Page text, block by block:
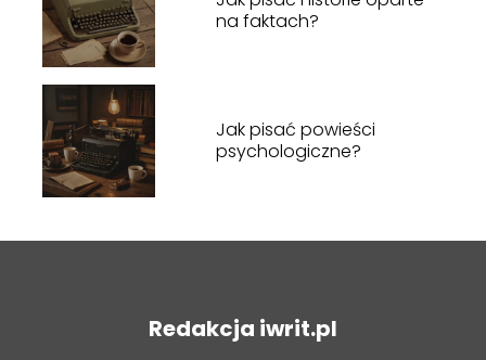
na faktach?
Jak pisać powieści
psychologiczne?
Redakcja iwrit.pl